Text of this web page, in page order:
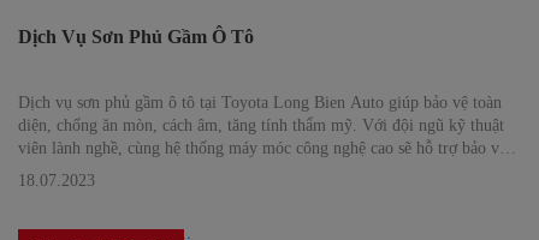
Dịch Vụ Sơn Phủ Gầm Ô Tô
Dịch vụ sơn phủ gầm ô tô tại Toyota Long Bien Auto giúp bảo vệ toàn
diện, chống ăn mòn, cách âm, tăng tính thẩm mỹ. Với đội ngũ kỹ thuật
viên lành nghề, cùng hệ thống máy móc công nghệ cao sẽ hỗ trợ bảo vệ
tốt gầm xe ô tô cho bạn.
18.07.2023